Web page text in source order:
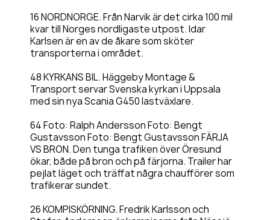
16 NORDNORGE. Från Narvik är det cirka 100 mil
kvar till Norges nordligaste utpost. Idar
Karlsen är en av de åkare som sköter
transporterna i området.
48 KYRKANS BIL. Häggeby Montage &
Transport servar Svenska kyrkan i Uppsala
med sin nya Scania G450 lastväxlare.
64 Foto: Ralph Andersson Foto: Bengt
Gustavsson Foto: Bengt Gustavsson FÄRJA
VS BRON. Den tunga trafiken över Öresund
ökar, både på bron och på färjorna. Trailer har
pejlat läget och träffat några chaufförer som
trafikerar sundet.
26 KOMPISKÖRNING. Fredrik Karlsson och